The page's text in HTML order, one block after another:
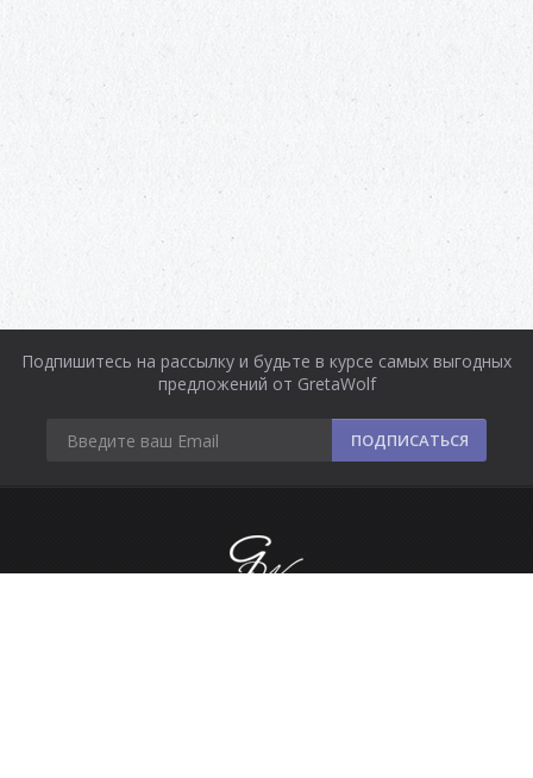
Подпишитесь на рассылку и будьте в курсе самых выгодных
предложений от GretaWolf
ПОДПИСАТЬСЯ